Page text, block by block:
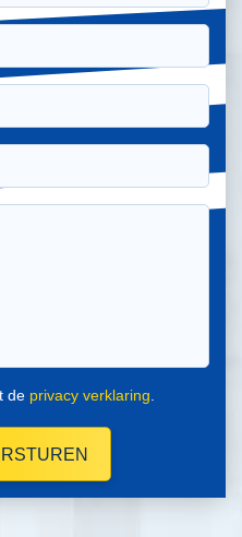
de privacy verklaring.